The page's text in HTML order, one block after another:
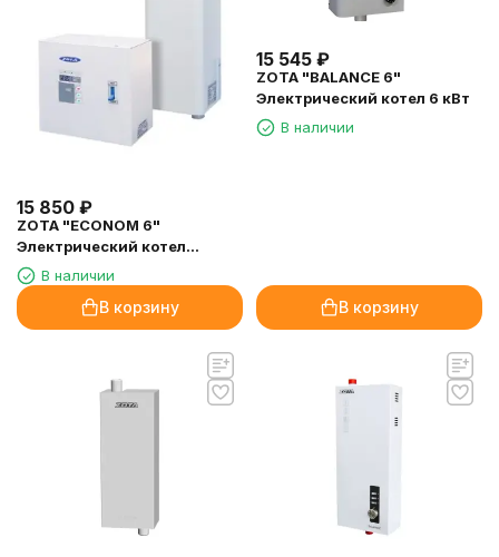
15 850 ₽
ZOTA "ECONOM 6"
Электрический котел
(комплект) 6кВт
В наличии
В корзину
15 545 ₽
ZOTA "BALANCE 6"
Электрический котел 6 кВт
В наличии
В корзину